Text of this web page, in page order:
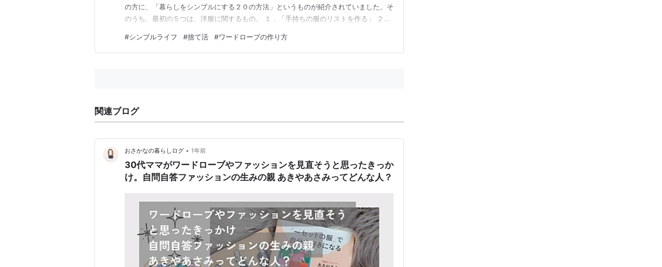
の方に、「暮らしをシンプルにする２０の方法」というものが紹介されていました。そ
のうち、最初の５つは、洋服に関するもの。 １．「手持ちの服のリストを作る」 ２．
れ服を書き出す」 ５．「理想のワードローブリストを作る」 2番目のコツ、手放した
服の理由については、私は、スマホに書き溜…
#シンプルライフ #捨て活 #ワードローブの作り方
関連ブログ
おさかなの暮らしログ • 1年前
30代ママがワードローブやファッションを見直そうと思ったきっか
け。自問自答ファッションの生みの親 あきやあさみってどんな人？